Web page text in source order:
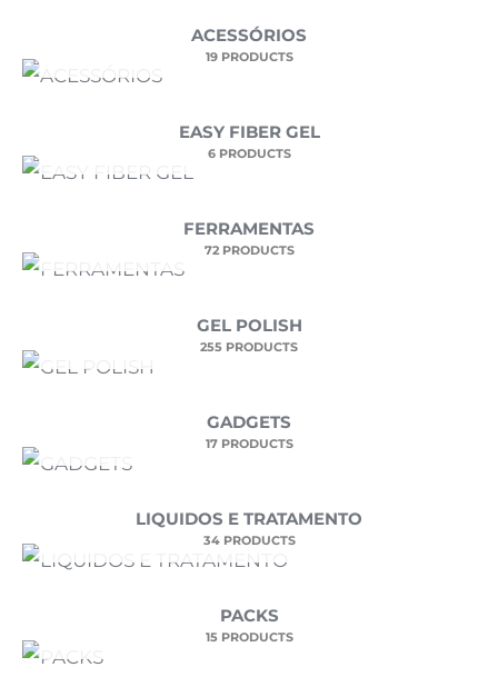
ACESSÓRIOS
19 PRODUCTS
EASY FIBER GEL
6 PRODUCTS
FERRAMENTAS
72 PRODUCTS
GEL POLISH
255 PRODUCTS
GADGETS
17 PRODUCTS
LIQUIDOS E TRATAMENTO
34 PRODUCTS
PACKS
15 PRODUCTS